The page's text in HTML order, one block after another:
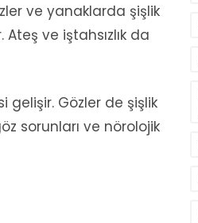
ve yanaklarda şişlik
ve iştahsızlık da
gelişir. Gözler de şişlik
sorunları ve nörolojik